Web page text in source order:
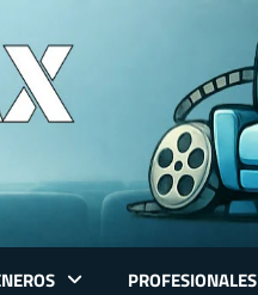
PROFESIONALES